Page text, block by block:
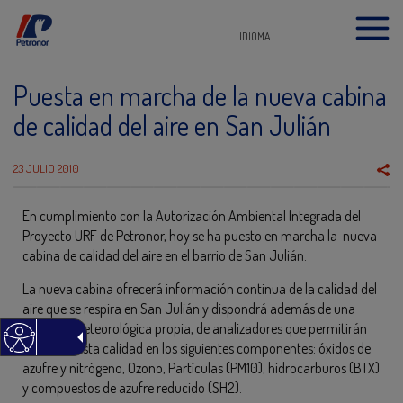
IDIOMA
Puesta en marcha de la nueva cabina
de calidad del aire en San Julián
23 JULIO 2010
En cumplimiento con la Autorización Ambiental Integrada del
Proyecto URF de Petronor, hoy se ha puesto en marcha la nueva
cabina de calidad del aire en el barrio de San Julián.
La nueva cabina ofrecerá información continua de la calidad del
aire que se respira en San Julián y dispondrá además de una
estación meteorológica propia, de analizadores que permitirán
controlar esta calidad en los siguientes componentes: óxidos de
azufre y nitrógeno, Ozono, Partículas (PM10), hidrocarburos (BTX)
y compuestos de azufre reducido (SH2).